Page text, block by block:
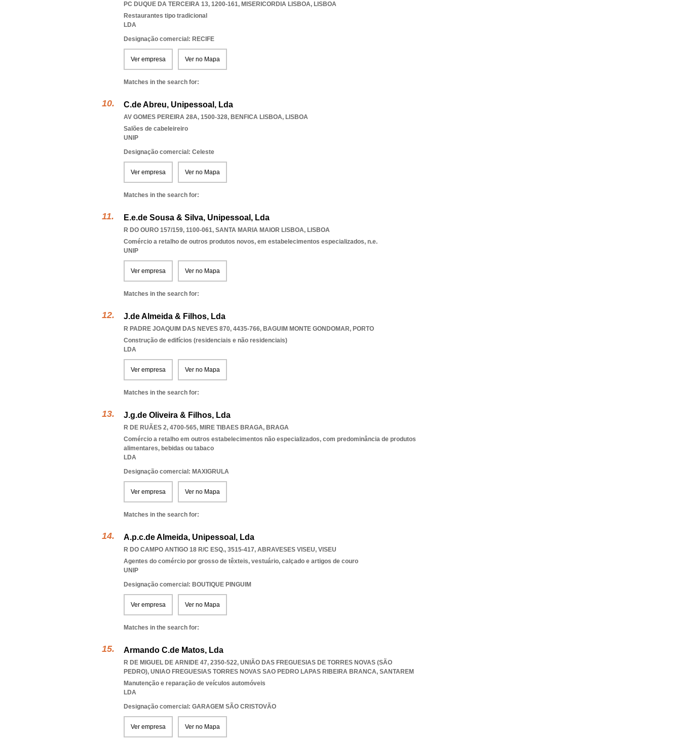
PC DUQUE DA TERCEIRA 13, 1200-161, MISERICORDIA LISBOA, LISBOA
Restaurantes tipo tradicional
LDA
Designação comercial: RECIFE
Ver empresa Ver no Mapa
Matches in the search for:
C.de Abreu, Unipessoal, Lda
AV GOMES PEREIRA 28A, 1500-328, BENFICA LISBOA, LISBOA
Salões de cabeleireiro
UNIP
Designação comercial: Celeste
Ver empresa Ver no Mapa
Matches in the search for:
E.e.de Sousa & Silva, Unipessoal, Lda
R DO OURO 157/159, 1100-061, SANTA MARIA MAIOR LISBOA, LISBOA
Comércio a retalho de outros produtos novos, em estabelecimentos especializados, n.e.
UNIP
Ver empresa Ver no Mapa
Matches in the search for:
J.de Almeida & Filhos, Lda
R PADRE JOAQUIM DAS NEVES 870, 4435-766, BAGUIM MONTE GONDOMAR, PORTO
Construção de edifícios (residenciais e não residenciais)
LDA
Ver empresa Ver no Mapa
Matches in the search for:
J.g.de Oliveira & Filhos, Lda
R DE RUÃES 2, 4700-565, MIRE TIBAES BRAGA, BRAGA
Comércio a retalho em outros estabelecimentos não especializados, com predominância de produtos
alimentares, bebidas ou tabaco
LDA
Designação comercial: MAXIGRULA
Ver empresa Ver no Mapa
Matches in the search for:
A.p.c.de Almeida, Unipessoal, Lda
R DO CAMPO ANTIGO 18 R/C ESQ., 3515-417, ABRAVESES VISEU, VISEU
Agentes do comércio por grosso de têxteis, vestuário, calçado e artigos de couro
UNIP
Designação comercial: BOUTIQUE PINGUIM
Ver empresa Ver no Mapa
Matches in the search for:
Armando C.de Matos, Lda
R DE MIGUEL DE ARNIDE 47, 2350-522, UNIÃO DAS FREGUESIAS DE TORRES NOVAS (SÃO
PEDRO), UNIAO FREGUESIAS TORRES NOVAS SAO PEDRO LAPAS RIBEIRA BRANCA, SANTAREM
Manutenção e reparação de veículos automóveis
LDA
Designação comercial: GARAGEM SÃO CRISTOVÃO
Ver empresa Ver no Mapa